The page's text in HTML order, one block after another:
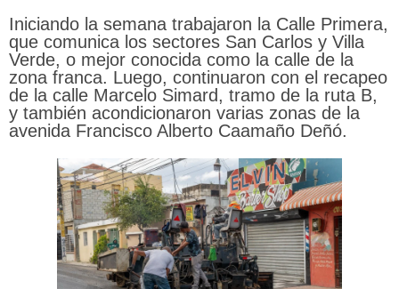
Iniciando la semana trabajaron la Calle Primera,
que comunica los sectores San Carlos y Villa
Verde, o mejor conocida como la calle de la
zona franca. Luego, continuaron con el recapeo
de la calle Marcelo Simard, tramo de la ruta B,
y también acondicionaron varias zonas de la
avenida Francisco Alberto Caamaño Deñó.